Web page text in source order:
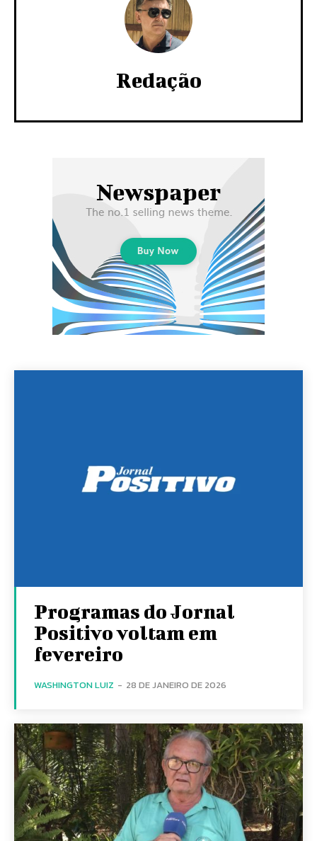
Redação
Programas do Jornal
Positivo voltam em
fevereiro
WASHINGTON LUIZ - 28 DE JANEIRO DE 2026